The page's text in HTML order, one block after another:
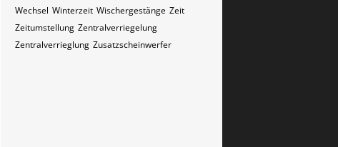
Wechsel Winterzeit Wischergestänge Zeit
Zeitumstellung Zentralverriegelung
Zentralverrieglung Zusatzscheinwerfer